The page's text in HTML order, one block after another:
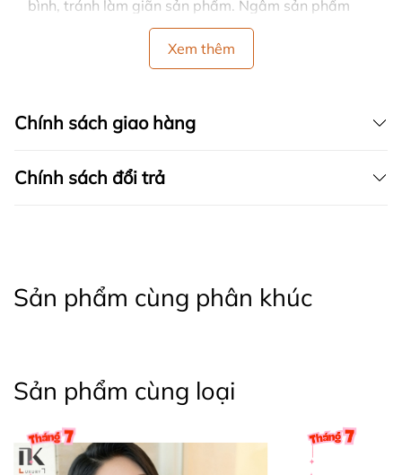
bình, tránh làm giãn sản phẩm. Ngâm sản phẩm
trong khoảng thời gian ngắn. (LƯU Ý: giặt bằng
máy dễ làm cho đồ bị nhàu)
Đồng thời tránh vắt đồ mạnh tay, vải sẽ bị nhăn.
tránh nơi có ánh nắng gay gắt hoặc trực tiếp, sản
- CAM KẾT TRỰC TIẾP SẢN XUẤT - BÁN HÀNG GIÁ
GỐC
- HÀNG LỖI ĐỔI TRẢ 1 ĐỔI 1 TRONG VÒNG 7
Xem thêm
Chính sách giao hàng
Chính sách đổi trả
Sản phẩm cùng phân khúc
Sản phẩm cùng loại